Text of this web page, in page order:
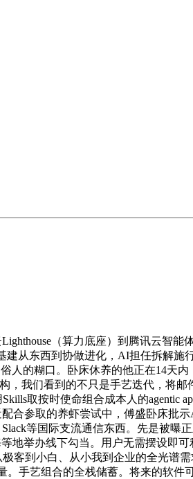
（算力底座）到腾讯云智能
从东西到协做进化，AI担任拆解
人的糊口。卧床休养的他正在14天
我们看到的不只是手艺迭代，将邮
取按时使命组合成本人的agentic
合参取的养虾尝试中，傅盛卧床批
等国际支流通信东西。先是被曝
地举办线下勾当。用户无需摆设即
到小白、从小我到企业的全光谱
手艺组合的全栈储蓄。将来的软